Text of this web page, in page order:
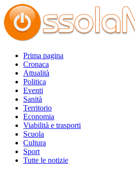
Prima pagina
Cronaca
Attualità
Politica
Eventi
Sanità
Territorio
Economia
Viabilità e trasporti
Scuola
Cultura
Sport
Tutte le notizie